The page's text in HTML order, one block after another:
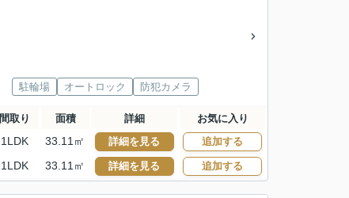
駐輪場 オートロック 防犯カメラ
間取り 面積 詳細 お気に入り
1LDK 33.11㎡ 詳細を見る 追加する
1LDK 33.11㎡ 詳細を見る 追加する